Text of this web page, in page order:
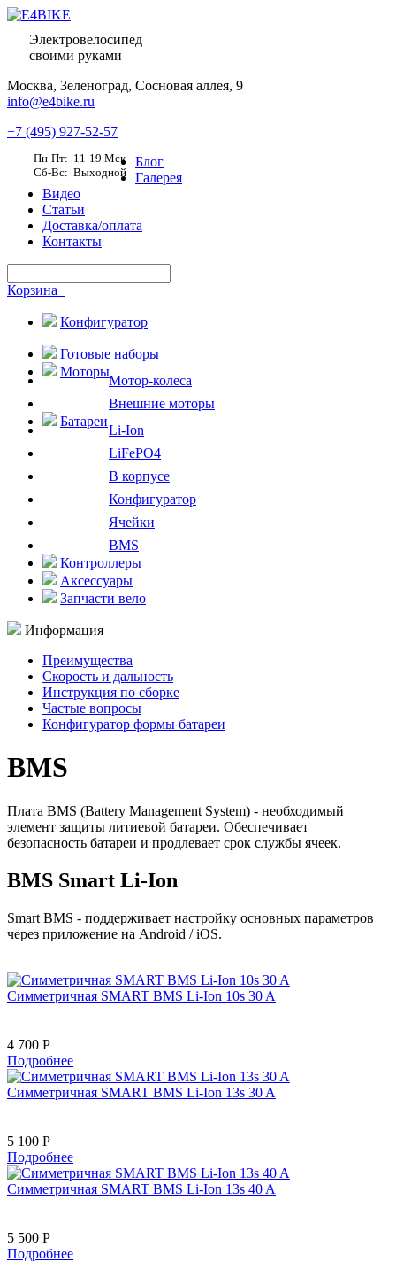
Электровелосипед
своими руками
Москва, Зеленоград, Сосновая аллея, 9
info@e4bike.ru
+7 (495) 927-52-57
Пн-Пт: 11-19 Мск
Сб-Вс: Выходной
Блог
Галерея
Видео
Статьи
Доставка/оплата
Контакты
Корзина
Конфигуратор
Готовые наборы
Моторы
Мотор-колеса
Внешние моторы
Батареи
Li-Ion
LiFePO4
В корпусе
Конфигуратор
Ячейки
BMS
Контроллеры
Аксессуары
Запчасти вело
Информация
Преимущества
Скорость и дальность
Инструкция по сборке
Частые вопросы
Конфигуратор формы батареи
BMS
Плата BMS (Battery Management System) - необходимый
элемент защиты литиевой батареи. Обеспечивает
безопасность батареи и продлевает срок службы ячеек.
BMS Smart Li-Ion
Smart BMS - поддерживает настройку основных параметров
через приложение на Android / iOS.
Симметричная SMART BMS Li-Ion 10s 30 A
4 700 Р
Подробнее
Симметричная SMART BMS Li-Ion 13s 30 A
5 100 Р
Подробнее
Симметричная SMART BMS Li-Ion 13s 40 A
5 500 Р
Подробнее